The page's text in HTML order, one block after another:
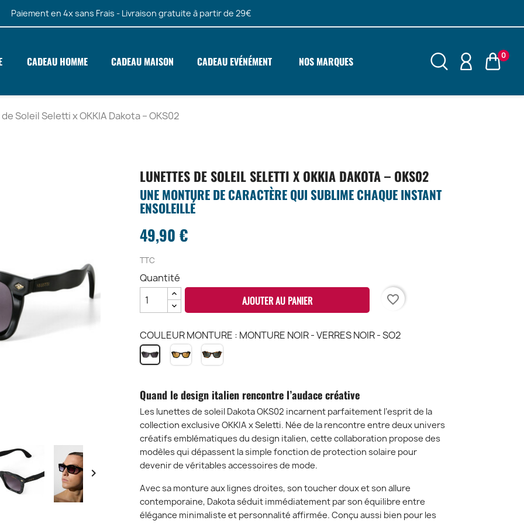
Paiement en 4x sans Frais - Livraison gratuite à partir de 29€
CADEAU HOMME CADEAU MAISON CADEAU EVÉNÉMENT NOS MARQUES 0
Soleil Seletti x OKKIA Dakota – OKS02

LUNETTES DE SOLEIL SELETTI X OKKIA DAKOTA – OKS02
UNE MONTURE DE CARACTÈRE QUI SUBLIME CHAQUE INSTANT
ENSOLEILLÉ
49,90 €
TTC
Quantité
AJOUTER AU PANIER favorite_border
COULEUR MONTURE : MONTURE NOIR - VERRES NOIR - SO2
MONTURE
NOIR
NOIR
-
SO2
MONTURE
NOIR
JAUNE
-
SO2
MONTURE
HAVANA
VERT
-
SO2
Quand le design italien rencontre l’audace créative
Les lunettes de soleil Dakota OKS02 incarnent parfaitement l’esprit de la
collection exclusive OKKIA x Seletti. Née de la rencontre entre deux univers
créatifs emblématiques du design italien, cette collaboration propose des
modèles qui dépassent la simple fonction de protection solaire pour
devenir de véritables accessoires de mode.
Avec sa monture aux lignes droites, son toucher doux et son allure
contemporaine, Dakota séduit immédiatement par son équilibre entre
élégance minimaliste et personnalité affirmée. Conçu aussi bien pour les